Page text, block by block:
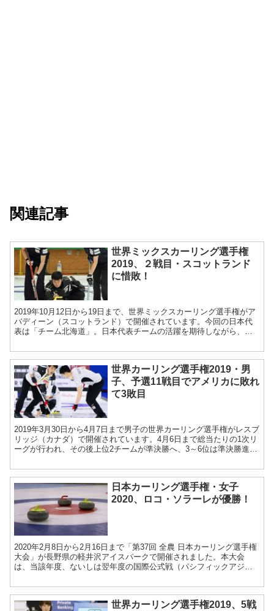
関連記事
世界ミックスカーリング選手権
2019、２戦目・スコットランド
に惜敗！
2019年10月12日から19日まで、世界ミックスカーリング選手権がア
バディーン（スコットランド）で開催されています。今回の日本代
表は「チーム北海道」。日本代表チームの活躍を期待しながら、試
世界カーリング選手権2019・男
子、予選11戦目でアメリカに敗れ
て3敗目
2019年3月30日から4月7日まで男子の世界カーリング選手権がレスブ
リッジ（カナダ）で開催されています。4月6日まで総当たりの1次リ
ーグが行われ、その後上位2チームが準決勝へ、3～6位は準決勝進出
日本カーリング選手権・女子
2020、ロコ・ソラーレが優勝！
2020年2月8日から2月16日まで「第37回 全農 日本カーリング選手権
大会」が長野県の軽井沢アイスパークで開催されました。本大会
は、当該年度、ないしは翌年度の国際公式戦（パシフィックアジア
世界カーリング選手権2019、5戦